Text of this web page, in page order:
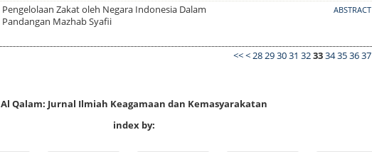
Pengelolaan Zakat oleh Negara Indonesia Dalam
Pandangan Mazhab Syafii
ABSTRACT
<<<28293031 323334353637
Al Qalam: Jurnal Ilmiah Keagamaan dan Kemasyarakatan
index by: